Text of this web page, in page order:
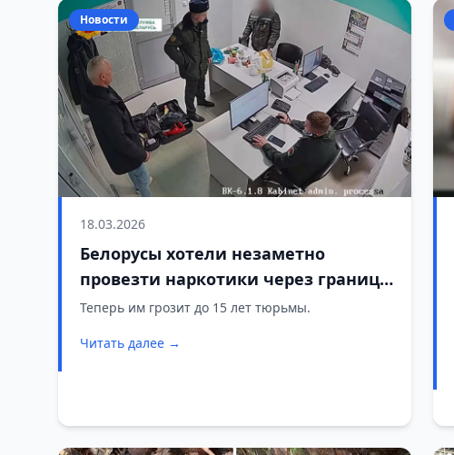
Новости
18.03.2026
Белорусы хотели незаметно
провезти наркотики через границу
— последствия оказались
Теперь им грозит до 15 лет тюрьмы.
Читать далее →